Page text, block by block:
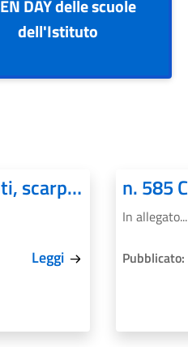
DAY delle scuole
dell'Istituto
n. 586 Ritiro degli indumenti, scarpe e degli oggetti personali lasciati a scuola
Leggi
In allegato...
Pubblicato: